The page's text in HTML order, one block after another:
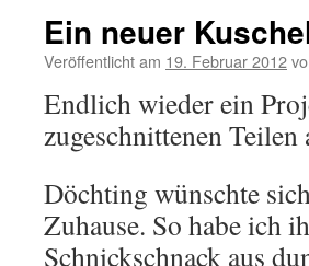
Ein neuer
Veröffentlicht am 19. Februar 2012
Endlich wieder ein
zugeschnittenen
Döchting wünschte
Zuhause. So habe ich
Schnickschnack aus